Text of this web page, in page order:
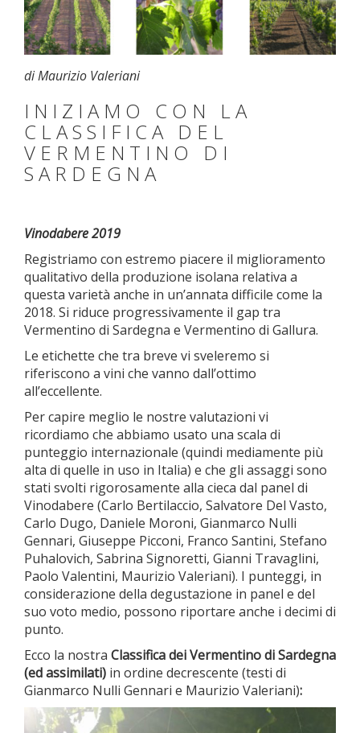
di Maurizio Valeriani
INIZIAMO CON LA
CLASSIFICA DEL
VERMENTINO DI
SARDEGNA
Vinodabere 2019
Registriamo con estremo piacere il miglioramento
qualitativo della produzione isolana relativa a
questa varietà anche in un’annata difficile come la
2018. Si riduce progressivamente il gap tra
Vermentino di Sardegna e Vermentino di Gallura.
Le etichette che tra breve vi sveleremo si
riferiscono a vini che vanno dall’ottimo
all’eccellente.
Per capire meglio le nostre valutazioni vi
ricordiamo che abbiamo usato una scala di
punteggio internazionale (quindi mediamente più
alta di quelle in uso in Italia) e che gli assaggi sono
stati svolti rigorosamente alla cieca dal panel di
Vinodabere (Carlo Bertilaccio, Salvatore Del Vasto,
Carlo Dugo, Daniele Moroni, Gianmarco Nulli
Gennari, Giuseppe Picconi, Franco Santini, Stefano
Puhalovich, Sabrina Signoretti, Gianni Travaglini,
Paolo Valentini, Maurizio Valeriani). I punteggi, in
considerazione della degustazione in panel e del
suo voto medio, possono riportare anche i decimi di
punto.
Ecco la nostra Classifica dei Vermentino di Sardegna
(ed assimilati) in ordine decrescente (testi di
Gianmarco Nulli Gennari e Maurizio Valeriani):